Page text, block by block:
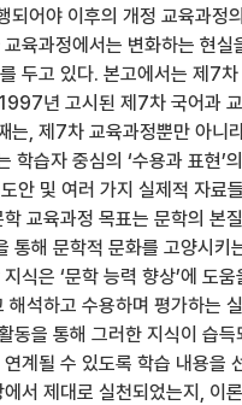
어야 이후의 개정 교육과정
육과정에서는 변화하는 현실
두고 있다. 본고에서는 제7
년 고시된 제7차 국어과
는, 제7차 교육과정뿐만 아니
습자 중심의 ‘수용과 표현’
안 및 여러 가지 실제적 자료
교육과정 목표는 문학의 본
통해 문학적 문화를 고양시키
식은 ‘문학 능력 향상’에 도
석하고 수용하며 평가하는
동을 통해 그러한 지식이 습
계될 수 있도록 학습 내용을
서 제대로 실천되었는지, 이